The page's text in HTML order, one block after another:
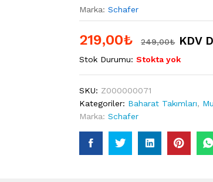
Marka:Schafer
219,00₺ 249,00₺ KDV
Stok Durumu: Stokta yok
SKU: Z000000071
Kategoriler: Baharat Takımları,
Marka:Schafer